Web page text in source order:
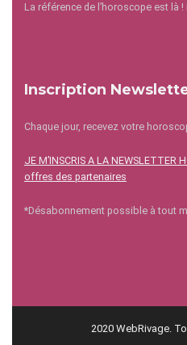
La référence de l’horoscope est là
Inscription
Chaque jour, recevez votre
JE M’INSCRIS A LA NEWSLETTER
offres des partenaires
*Désabonnement possible à tout
2020 WebRivage.